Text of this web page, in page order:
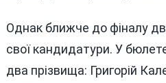
Однак ближче до фіналу
свої кандидатури. У
два прізвища: Григорій